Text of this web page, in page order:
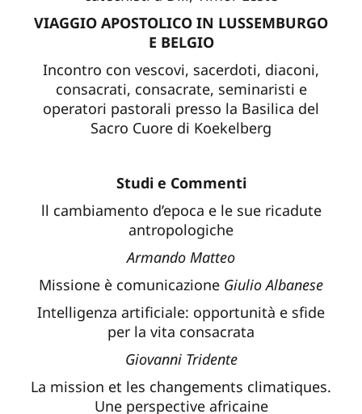
VIAGGIO APOSTOLICO IN LUSSEMBURGO
E BELGIO
Incontro con vescovi, sacerdoti, diaconi,
consacrati, consacrate, seminaristi e
operatori pastorali presso la Basilica del
Sacro Cuore di Koekelberg
Studi e Commenti
ll cambiamento d’epoca e le sue ricadute
antropologiche
Armando Matteo
Missione è comunicazione Giulio Albanese
Intelligenza artificiale: opportunità e sfide
per la vita consacrata
Giovanni Tridente
La mission et les changements climatiques.
Une perspective africaine